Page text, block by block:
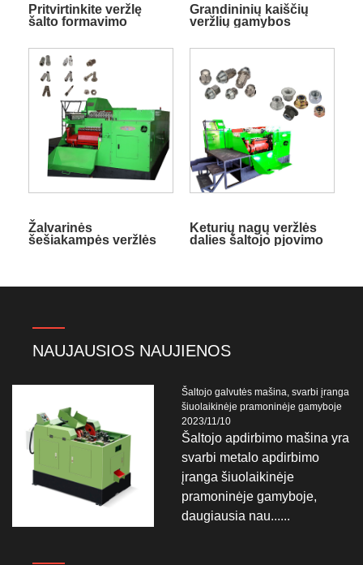
Pritvirtinkite veržlę
šalto formavimo
Grandininių kaiščių
veržlių gamybos
Žalvarinės
šešiakampės veržlės
Keturių nagų veržlės
dalies šaltojo pjovimo
NAUJAUSIOS NAUJIENOS
Šaltojo galvutės mašina, svarbi įranga
šiuolaikinėje pramoninėje gamyboje
2023/11/10
Šaltojo apdirbimo mašina yra
svarbi metalo apdirbimo
įranga šiuolaikinėje
pramoninėje gamyboje,
daugiausia nau......